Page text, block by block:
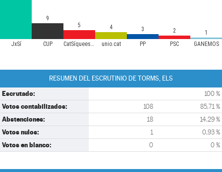
JxSí CUP CatSíqueesPot unio.cat PP PSC GANEMOS
9
5
4 3 2 1
RESUMEN DEL ESCRUTINIO DE TORMS, ELS
Escrutado: 100 %
Votos contabilizados: 108 85,71 %
Abstenciones: 18 14,29 %
Votos nulos: 1 0,93 %
Votos en blanco: 0 0 %